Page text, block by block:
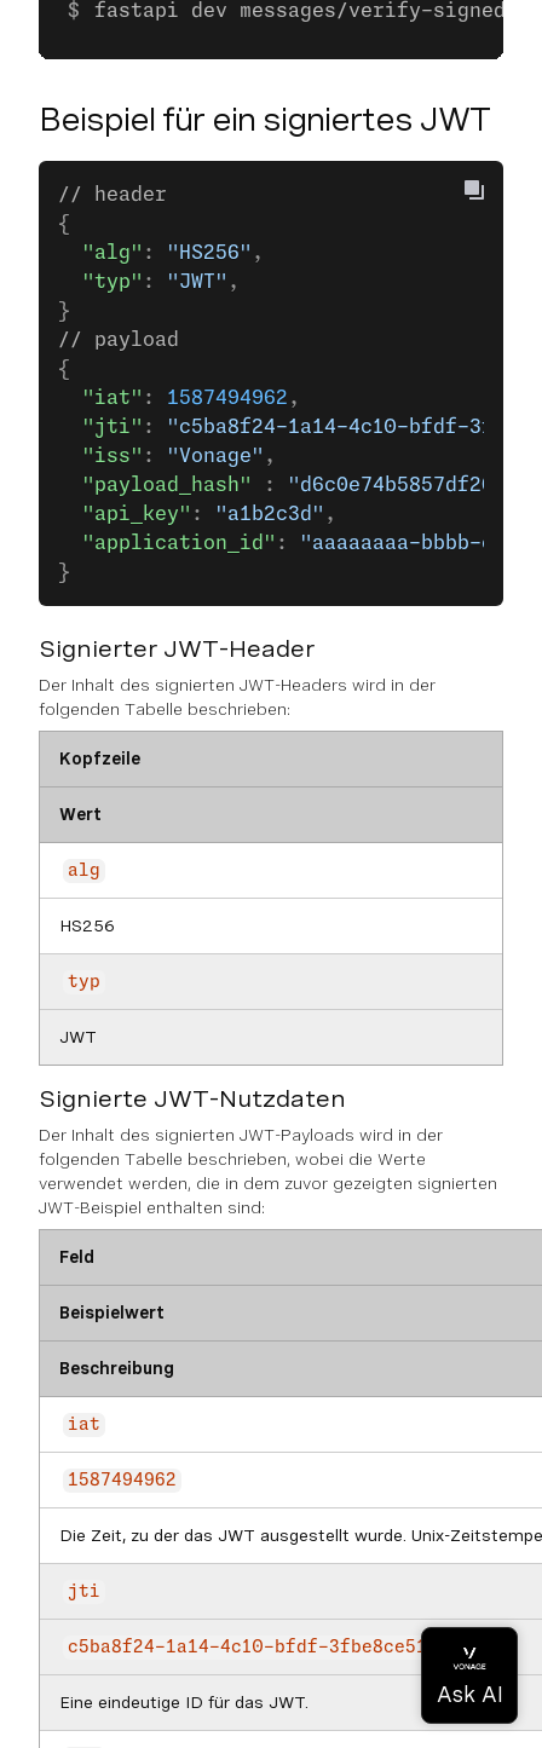
fastapi dev messages/verify-signed-
Beispiel für ein signiertes JWT
// header
{
  "alg"
: "HS256" ,
  "typ"
: "JWT" ,
}
// payload
{
  "iat"
: 1587494962 ,
  "jti"
:
"c5ba8f24-1a14-4c10-bfdf-
  "iss"
: "Vonage" ,
  "payload_hash"
:
  "api_key"
: "a1b2c3d" ,
  "application_id"
:
"aaaaaaaa-bbbb-
}
Signierter JWT-Header
Der Inhalt des signierten JWT-Headers wird in der
folgenden Tabelle beschrieben:
Kopfzeile
Wert
alg
HS256
typ
JWT
Signierte JWT-Nutzdaten
Der Inhalt des signierten JWT-Payloads wird in der
folgenden Tabelle beschrieben, wobei die Werte
verwendet werden, die in dem zuvor gezeigten signierten
JWT-Beispiel enthalten sind:
Feld
Beispielwert
Beschreibung
iat
1587494962
Die Zeit, zu der das JWT ausgestellt wurde. Unix-
jti
c5ba8f24-1a14-4c10-bfdf-3fbe8ce511b5
Eine eindeutige ID für das JWT.